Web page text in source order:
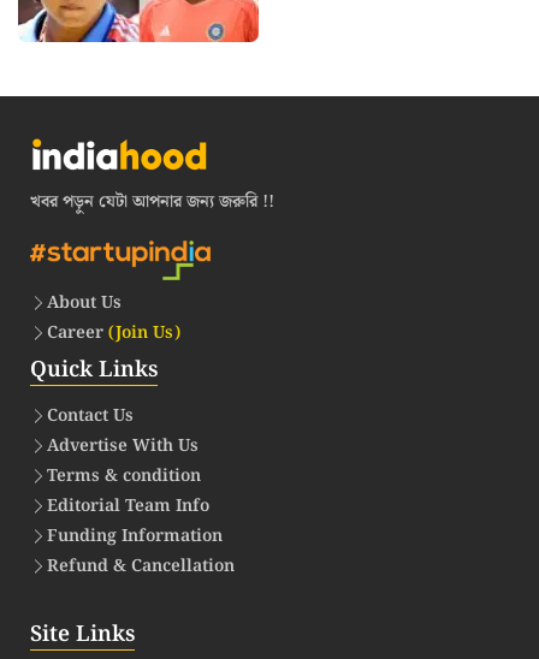
খবর পড়ুন যেটা আপনার জন্য জরুরি !!
About Us
Career(Join Us)
Quick Links
Contact Us
Advertise With Us
Terms & condition
Editorial Team Info
Funding Information
Refund & Cancellation
Site Links